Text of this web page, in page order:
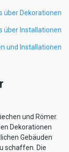
über Dekorationen
über Installationen
und Installationen
und Römer.
Dekorationen
Gebäuden
schaffen. Die